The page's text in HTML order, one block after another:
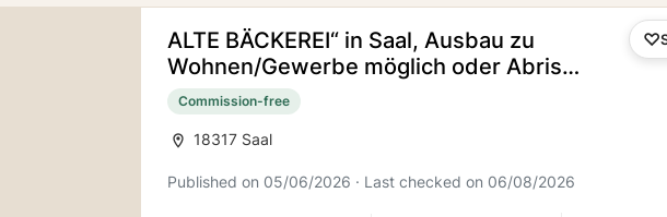
ALTE BÄCKEREI“ in Saal, Ausbau zu
Wohnen/Gewerbe möglich oder Abriss
und Neubau EFH/DH/MFH/WGH
Commission-free
18317 Saal
Published on 05/06/2026 · Last checked on 06/08/2026